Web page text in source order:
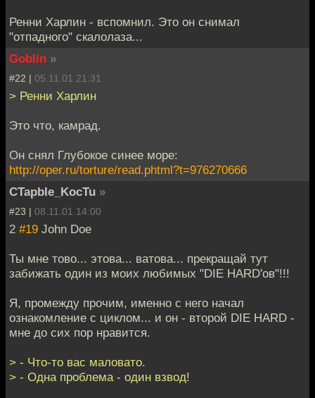
Ренни Харлин - вспомнил. Это он снимал
"отпадного" скалолаза...
Goblin »
#22 | 05.11.01 21:31
> Ренни Харлин
Это что, камрад.
Он снял Глубокое синее море:
http://oper.ru/torture/read.phtml?t=976270666
CTapbIe_KocTu »
#23 | 08.11.01 14:00
2 #19 John Doe
Ты мне тово... этова... ватова... прекращай тут
забижать один из моих любимых "DIE HARD'ов"!!!
Я, промежду прочим, именно с него начал
ознакомление с циклом... и он - второй DIE HARD -
мне до сих пор нравится.
> - Что-то вас маловато.
> - Одна проблема - один взвод!